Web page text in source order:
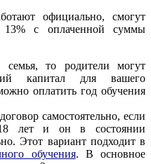
официально, смогут
13% с оплаченной суммы
то родители могут
капитал для вашего
оплатить год обучения
самостоятельно, если
лет и он в состоянии
Этот вариант подходит в
обучения. В основное